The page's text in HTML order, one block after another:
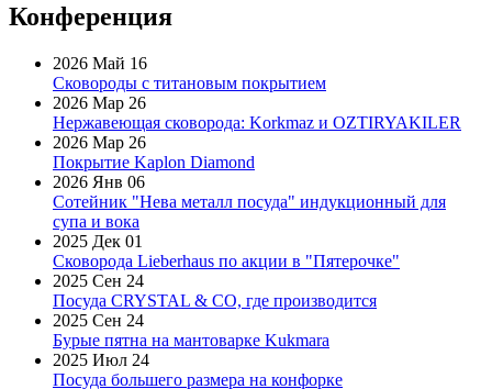
Конференция
2026 Май 16
Сковороды с титановым покрытием
2026 Мар 26
Нержавеющая сковорода: Korkmaz и OZTIRYAKILER
2026 Мар 26
Покрытие Kaplon Diamond
2026 Янв 06
Сотейник "Нева металл посуда" индукционный для
супа и вока
2025 Дек 01
Сковорода Lieberhaus по акции в "Пятерочке"
2025 Сен 24
Посуда CRYSTAL & CO, где производится
2025 Сен 24
Бурые пятна на мантоварке Kukmara
2025 Июл 24
Посуда большего размера на конфорке